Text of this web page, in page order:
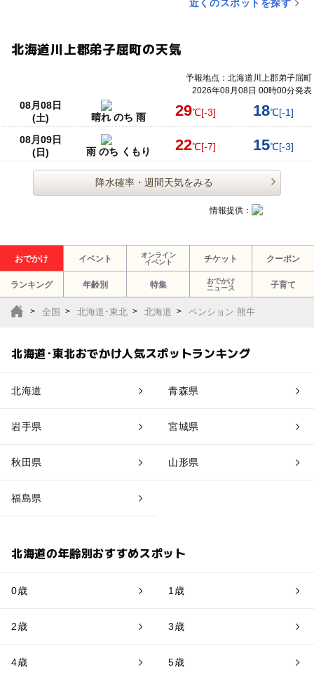
近くのスポットを探す
北海道川上郡弟子屈町の天気
予報地点：北海道川上郡弟子屈町
2026年08月08日 00時00分発表
08月08日
(土)
晴れ のち 雨 29℃[-3] 18℃[-1]
08月09日
(日)
雨 のち くもり 22℃[-7] 15℃[-3]
降水確率・週間天気をみる
情報提供：
おでかけ イベント
オンライン
イベント
チケット クーポン
ランキング 年齢別 特集
おでかけ
ニュース
子育て
全国 北海道･東北 北海道 ペンション 熊牛
北海道･東北おでかけ人気スポットランキング
北海道 青森県
岩手県 宮城県
秋田県 山形県
福島県
北海道の年齢別おすすめスポット
0歳 1歳
2歳 3歳
4歳 5歳